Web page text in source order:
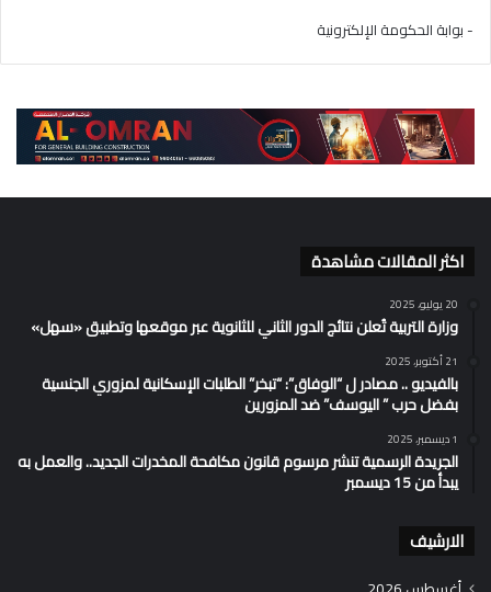
- بوابة الحكومة الإلكترونية
اكثر المقالات مشاهدة
20 يوليو، 2025
وزارة التربية تُعلن نتائج الدور الثاني للثانوية عبر موقعها وتطبيق «سهل»
21 أكتوبر، 2025
بالفيديو .. مصادر ل “الوفاق”: “تبخر” الطلبات الإسكانية لمزوري الجنسية
بفضل حرب ” اليوسف” ضد المزورين
1 ديسمبر، 2025
الجريدة الرسمية تنشر مرسوم قانون مكافحة المخدرات الجديد.. والعمل به
يبدأ من 15 ديسمبر
الارشيف